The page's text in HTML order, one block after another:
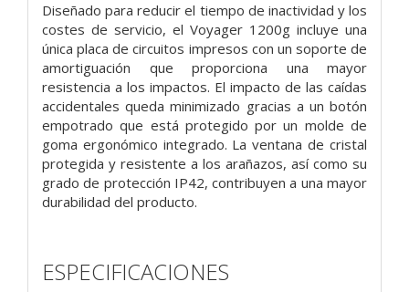
Diseñado para reducir el tiempo de inactividad y los
costes de servicio, el Voyager 1200g incluye una
única placa de circuitos impresos con un soporte de
amortiguación que proporciona una mayor
resistencia a los impactos. El impacto de las caídas
accidentales queda minimizado gracias a un botón
empotrado que está protegido por un molde de
goma ergonómico integrado. La ventana de cristal
protegida y resistente a los arañazos, así como su
grado de protección IP42, contribuyen a una mayor
durabilidad del producto.
ESPECIFICACIONES